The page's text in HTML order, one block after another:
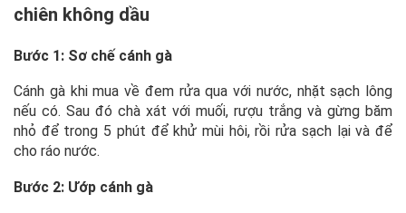
chiên không dầu
Bước 1: Sơ chế cánh gà
Cánh gà khi mua về đem rửa qua với nước, nhặt sạch lông
nếu có. Sau đó chà xát với muối, rượu trắng và gừng băm
nhỏ để trong 5 phút để khử mùi hôi, rồi rửa sạch lại và để
cho ráo nước.
Bước 2: Ướp cánh gà